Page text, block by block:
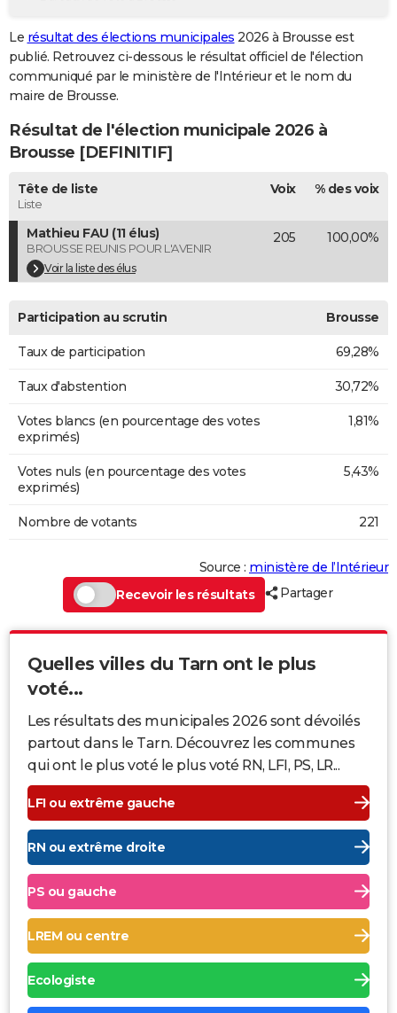
GUIDES D'ACHAT
BONS PLANS
CARTE DE VOEUX
Carte de Noël
Carte Bonne année
Carte Saint-Valentin
Carte Pâques
Carte d'anniversaire
DICTIONNAIRE
Dictionnaire
Biographies
Citations
Expressions
Proverbes
PROGRAMME TV
COPAINS D'AVANT
S'inscrire
Se connecter
Lycées
Collèges
Primaires
Universités
Entreprises
Service militaire
Avis de recherche
AVIS DE DÉCÈS
FORUM
Le résultat des élections municipales 2026 à Brousse est
publié. Retrouvez ci-dessous le résultat officiel de l'élection
communiqué par le ministère de l'Intérieur et le nom du
maire de Brousse.
Résultat de l'élection municipale 2026 à
Brousse [DEFINITIF]
Tête de liste
Liste
Voix % des voix
Mathieu FAU (11 élus)
BROUSSE REUNIS POUR L'AVENIR
Voir la liste des élus
205 100,00%
Participation au scrutin Brousse
Taux de participation 69,28%
Taux d'abstention 30,72%
Votes blancs (en pourcentage des votes
exprimés)
1,81%
Votes nuls (en pourcentage des votes
exprimés)
5,43%
Nombre de votants 221
Source : ministère de l’Intérieur
Recevoir les résultats
Partager
Quelles villes du Tarn ont le plus
voté...
Les résultats des municipales 2026 sont dévoilés
partout dans le Tarn. Découvrez les communes
qui ont le plus voté le plus voté RN, LFI, PS, LR...
LFI ou extrême gauche
RN ou extrême droite
PS ou gauche
LREM ou centre
Ecologiste